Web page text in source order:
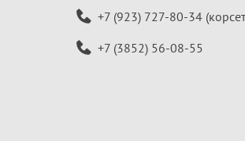
+7 (923) 727-80-34
+7 (3852) 56-08-55